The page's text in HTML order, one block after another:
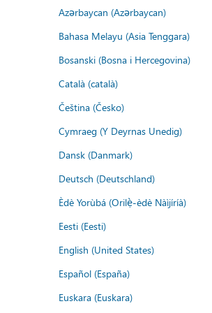
Azərbaycan (Azərbaycan)
Bahasa Melayu (Asia Tenggara)
Bosanski (Bosna i Hercegovina)
Català (català)
Čeština (Česko)
Cymraeg (Y Deyrnas Unedig)
Dansk (Danmark)
Deutsch (Deutschland)
Èdè Yorùbá (Orilẹ̀-èdè Nàìjíríà)
Eesti (Eesti)
English (United States)
Español (España)
Euskara (Euskara)